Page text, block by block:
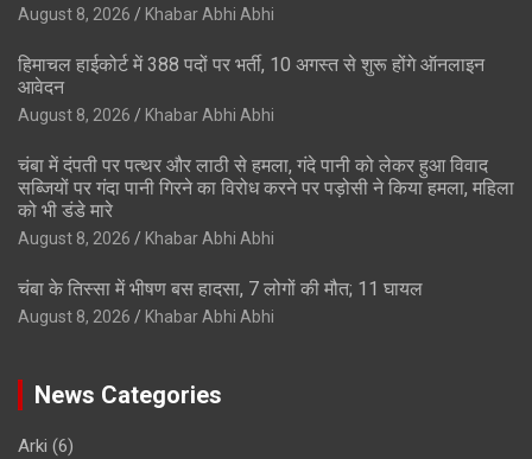
August 8, 2026 Khabar Abhi Abhi
हिमाचल हाईकोर्ट में 388 पदों पर भर्ती, 10 अगस्त से शुरू होंगे ऑनलाइन
आवेदन
August 8, 2026 Khabar Abhi Abhi
चंबा में दंपती पर पत्थर और लाठी से हमला, गंदे पानी को लेकर हुआ विवाद
सब्जियों पर गंदा पानी गिरने का विरोध करने पर पड़ोसी ने किया हमला, महिला
को भी डंडे मारे
August 8, 2026 Khabar Abhi Abhi
चंबा के तिस्सा में भीषण बस हादसा, 7 लोगों की मौत; 11 घायल
August 8, 2026 Khabar Abhi Abhi
News Categories
Arki (6)